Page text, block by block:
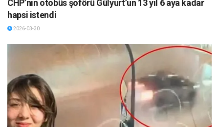
CHP’nin otobüs şoförü Gülyurt’un 13 yıl 6 aya kadar
hapsi istendi
2026-03-30